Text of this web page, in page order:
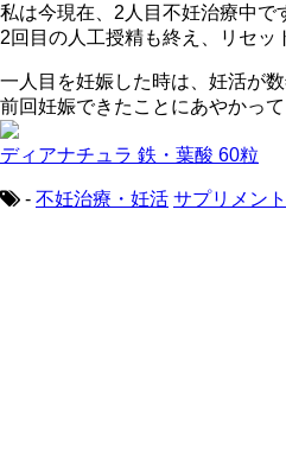
私は今現在、2人目不妊治療中で
2回目の人工授精も終え、リセッ
一人目を妊娠した時は、妊活が
前回妊娠できたことにあやかっ
ディアナチュラ 鉄・葉酸 60粒
- 不妊治療・妊活 サプリメント